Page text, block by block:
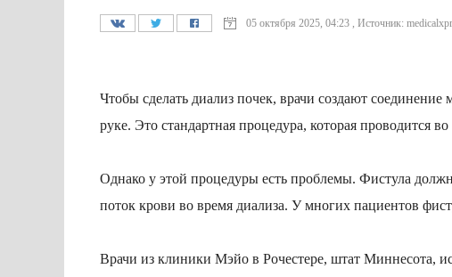
05 октября 2025, 04:23 , Источник:
Чтобы сделать диализ почек, врачи создают
руке. Это стандартная процедура, которая проводится
Однако у этой процедуры есть проблемы. Фистула
поток крови во время диализа. У многих пациентов
Врачи из клиники Мэйо в Рочестере, штат Миннесота,